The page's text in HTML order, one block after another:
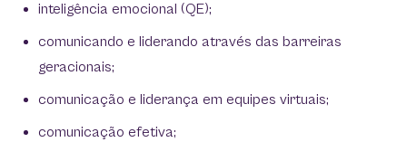
inteligência emocional (QE);
comunicando e liderando através das barreiras
geracionais;
comunicação e liderança em equipes virtuais;
comunicação efetiva;